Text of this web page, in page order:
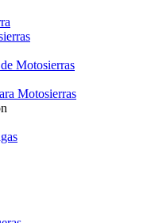
Motosierras
Motosierras